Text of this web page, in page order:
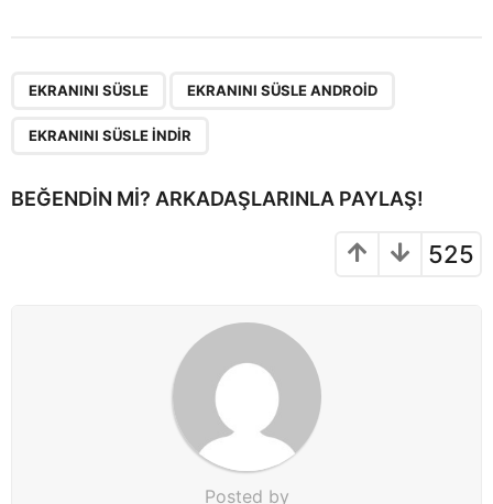
a
EKRANINI SÜSLE EKRANINI SÜSLE ANDROID
EKRANINI SÜSLE INDIR
BEĞENDIN MI? ARKADAŞLARINLA PAYLAŞ!
525
Posted by